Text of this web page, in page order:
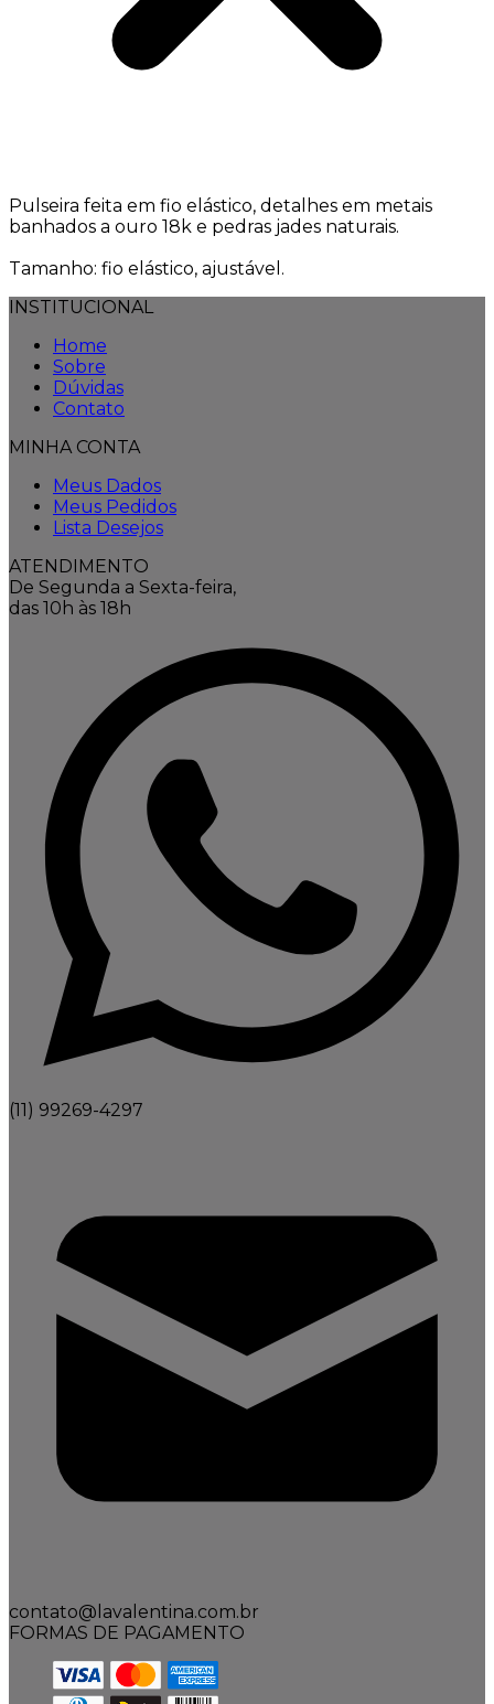
Pulseira feita em fio elástico, detalhes em metais
banhados a ouro 18k e pedras jades naturais.
Tamanho: fio elástico, ajustável.
INSTITUCIONAL
Home
Sobre
Dúvidas
Contato
MINHA CONTA
Meus Dados
Meus Pedidos
Lista Desejos
ATENDIMENTO
De Segunda a Sexta-feira,
das 10h às 18h
(11) 99269-4297
contato@lavalentina.com.br
FORMAS DE PAGAMENTO